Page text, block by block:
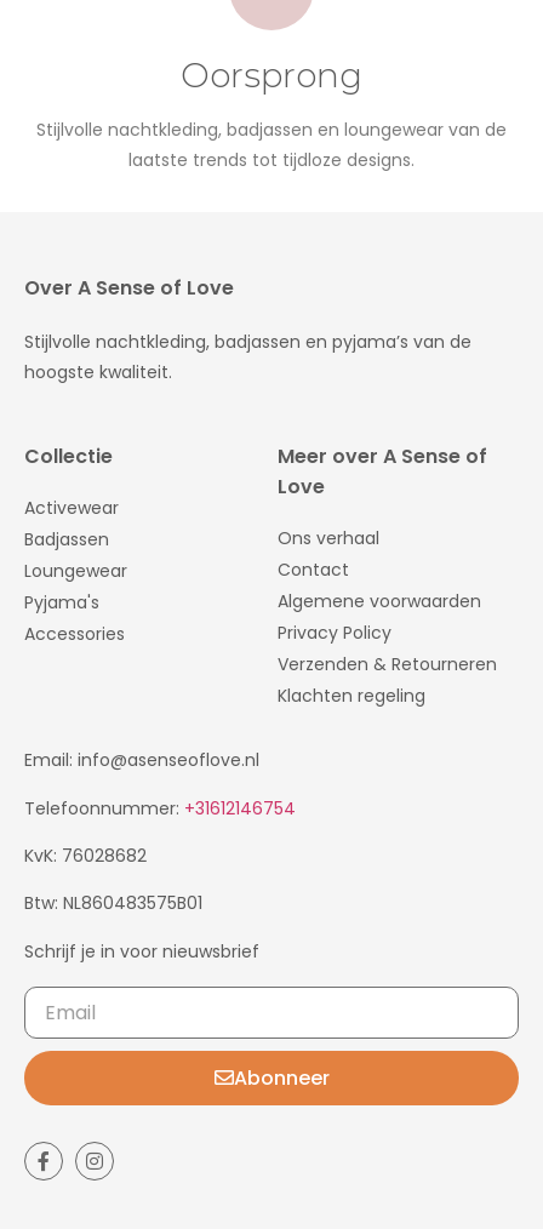
Oorsprong
Stijlvolle nachtkleding, badjassen en loungewear van de
laatste trends tot tijdloze designs.
Over A Sense of Love
Stijlvolle nachtkleding, badjassen en pyjama’s van de
hoogste kwaliteit.
Collectie
Activewear
Badjassen
Loungewear
Pyjama's
Accessories
Meer over A Sense of
Love
Ons verhaal
Contact
Algemene voorwaarden
Privacy Policy
Verzenden & Retourneren
Klachten regeling
Email: info@asenseoflove.nl
Telefoonnummer: +31612146754
KvK: 76028682
Btw: NL860483575B01
Schrijf je in voor nieuwsbrief
Abonneer